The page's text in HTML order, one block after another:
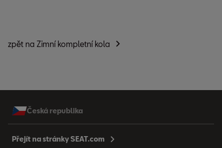
zpět na Zimní kompletní kola
Česká republika
Přejít na stránky SEAT.com